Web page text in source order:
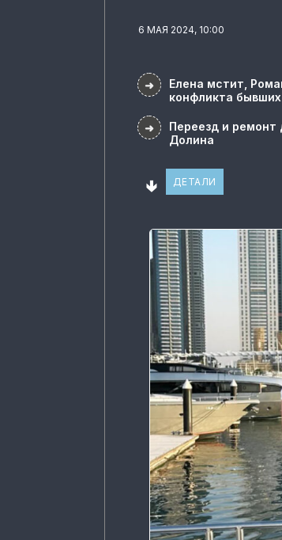
6 МАЯ 2024, 10:00
➜
Елена мстит,
конфликта бывших
➜
Переезд и ремонт
Долина
🢃 ДЕТАЛИ